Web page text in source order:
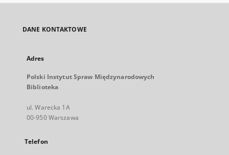
DANE KONTAKTOWE
Adres
Polski Instytut Spraw Międzynarodowych
Biblioteka
ul. Warecka 1A
00-950 Warszawa
Telefon